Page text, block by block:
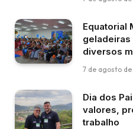
Equatorial
diversos
7 de agosto
Dia dos
valores,
trabalho